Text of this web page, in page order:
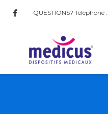
QUESTIONS? Téléphone :